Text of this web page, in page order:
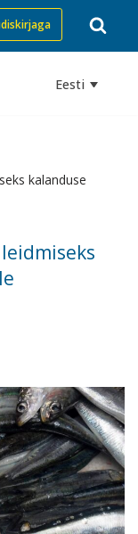
Eesti
kalanduse